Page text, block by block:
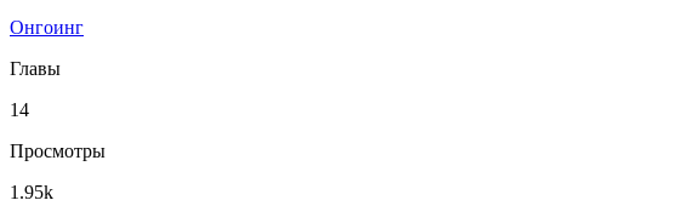
Онгоинг
Главы
14
Просмотры
1.95k